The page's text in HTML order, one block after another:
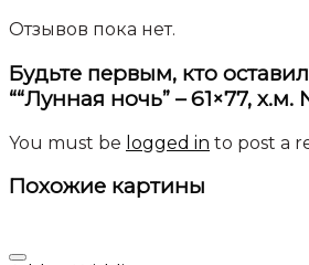
Отзывов пока нет.
Будьте первым, кто
““Лунная ночь” – 61×77, х.м.
You must be logged in to post a
Похожие картины